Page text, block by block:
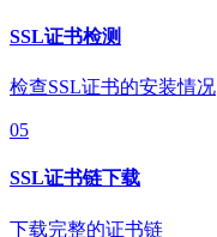
SSL证书检测
检查SSL证书的安装情况
05
SSL证书链下载
下载完整的证书链